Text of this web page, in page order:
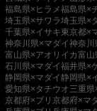
福島県×ヒラメ福島県×
埼玉県×サワラ埼玉県×
千葉県×イサキ東京都×
神奈川県×マダイ神奈川
富山県×アオリイカ富山
石川県×マダイ福井県×
静岡県×マダイ静岡県×
愛知県×タチウオ三重県
京都府×ブリ 京都府×マ